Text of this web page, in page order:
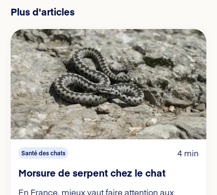
Plus d'articles
Santé des chats 4 min
Morsure de serpent chez le chat
En France, mieux vaut faire attention aux